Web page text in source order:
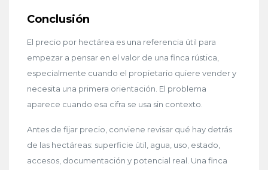
Conclusión
El precio por hectárea es una referencia útil para
empezar a pensar en el valor de una finca rústica,
especialmente cuando el propietario quiere vender y
necesita una primera orientación. El problema
aparece cuando esa cifra se usa sin contexto.
Antes de fijar precio, conviene revisar qué hay detrás
de las hectáreas: superficie útil, agua, uso, estado,
accesos, documentación y potencial real. Una finca